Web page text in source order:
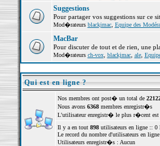
Suggestions
Pour partager vos suggestions sur ce
Mod�rateurs blackjmac, Equipe des
MacBar
Pour discuter de tout et de rien, une
Mod�rateurs ch-vox, blackjmac, ale,
Qui est en ligne ?
Nos membres ont post� un total de
Nous avons 6368membres enregistr�s
L'utilisateur enregistr� le plus r�cent est
Il y a en tout 898utilisateurs en ligne ::
Le record du nombre d'utilisateurs en ligne
Utilisateurs enregistr�s : Aucun